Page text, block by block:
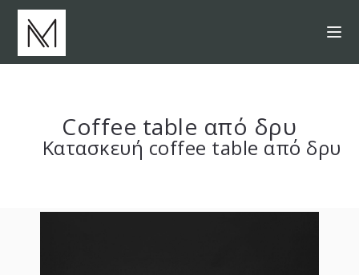
Coffee table από δρυ
Κατασκευή coffee table από δρυ